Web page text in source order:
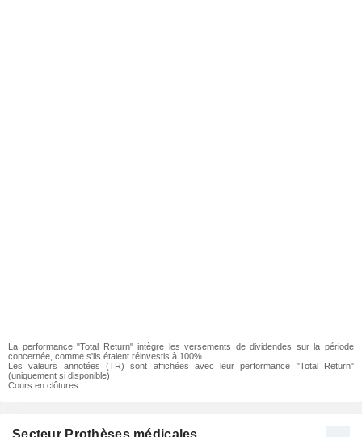
La performance "Total Return" intègre les versements de dividendes sur la période
concernée, comme s'ils étaient réinvestis à 100%.
Les valeurs annotées (TR) sont affichées avec leur performance "Total Return"
(uniquement si disponible)
Cours en clôtures
Secteur Prothèses médicales